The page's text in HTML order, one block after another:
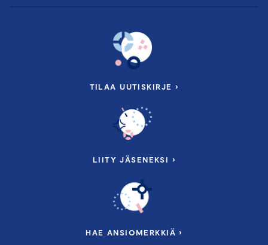
TILAA UUTISKIRJE ›
LIITY JÄSENEKSI ›
HAE ANSIOMERKKIÄ ›